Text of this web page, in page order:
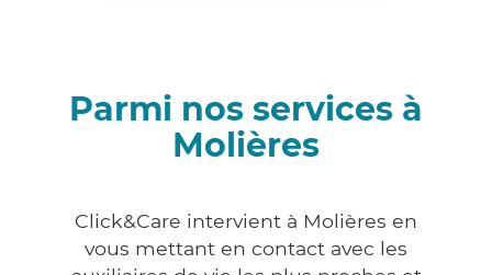
Parmi nos services à
Molières
Click&Care intervient à Molières en
vous mettant en contact avec les